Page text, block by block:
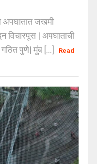
अपघातात जखमी
विचारपूस | अपघाताची
पुणे| मुंब [...]
Read